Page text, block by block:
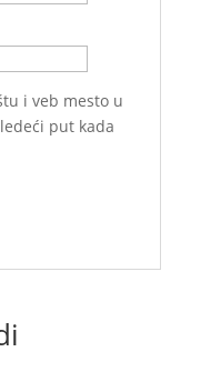
i veb mesto u
put kada